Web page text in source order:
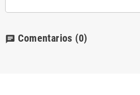
chat Comentarios (0)